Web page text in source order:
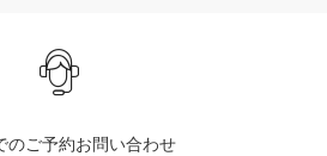
のご予約お問い合わせ